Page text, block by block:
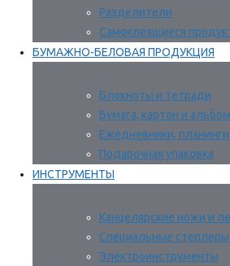
Разделители
Самоклеящиеся
БУМАЖНО-БЕЛОВАЯ ПРОДУКЦИЯ
Блокноты и тетради
Бумага, картон и
Ежедневники, планинги
Подарочная упаковка
ИНСТРУМЕНТЫ
Канцелярские ножи и
Специальные степлеры
Электроинструменты